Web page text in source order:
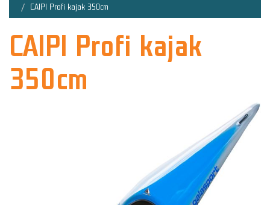
CAIPI Profi kajak 350cm
CAIPI Profi kajak
350cm